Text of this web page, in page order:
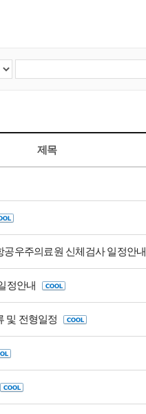
제목
공우주의료원 신체검사 일정안내
정안내
및 전형일정